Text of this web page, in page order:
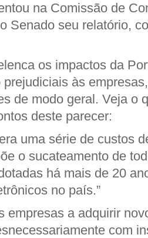
na Comissão de
Senado seu relatório,
os impactos da
prejudiciais às
de modo geral. Veja o
deste parecer:
uma série de custos
o sucateamento de
há mais de 20
no país.”
empresas a adquirir
com